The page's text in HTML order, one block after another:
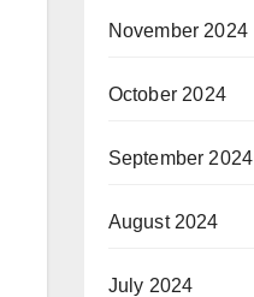
November 2024
October 2024
September 2024
August 2024
July 2024